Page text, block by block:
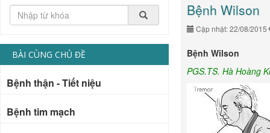
Bệnh Wilson
Cập nhật: 22/08/2015
Bệnh Wilson
PGS.TS. Hà Hoàng
BÀI CÙNG CHỦ ĐỀ
Bệnh thận - Tiết niệu
Bệnh tim mạch